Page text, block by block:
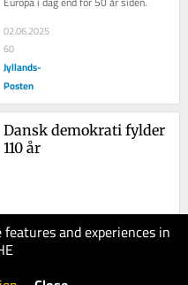
and experiences in
02.06.2025
60
Jyllands-
Posten
Dansk demokrati fylder
110 år
26.05.2025
40